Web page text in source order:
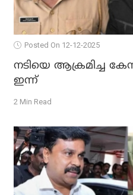
Posted On 12-12-2025
നടിയെ ആക്രമിച്ച
ഇന്ന്
2 Min Read